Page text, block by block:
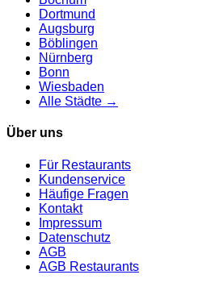
Dortmund
Augsburg
Böblingen
Nürnberg
Bonn
Wiesbaden
Alle Städte →
Über uns
Für Restaurants
Kundenservice
Häufige Fragen
Kontakt
Impressum
Datenschutz
AGB
AGB Restaurants